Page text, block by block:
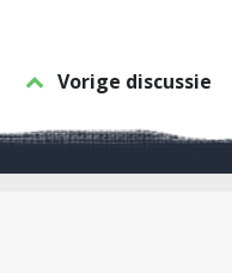
Vorige discussie